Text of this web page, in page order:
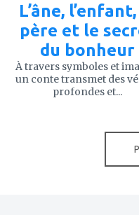
L’âne,
père et le
du bonheur
À travers symboles et
un conte transmet des
profondes et...